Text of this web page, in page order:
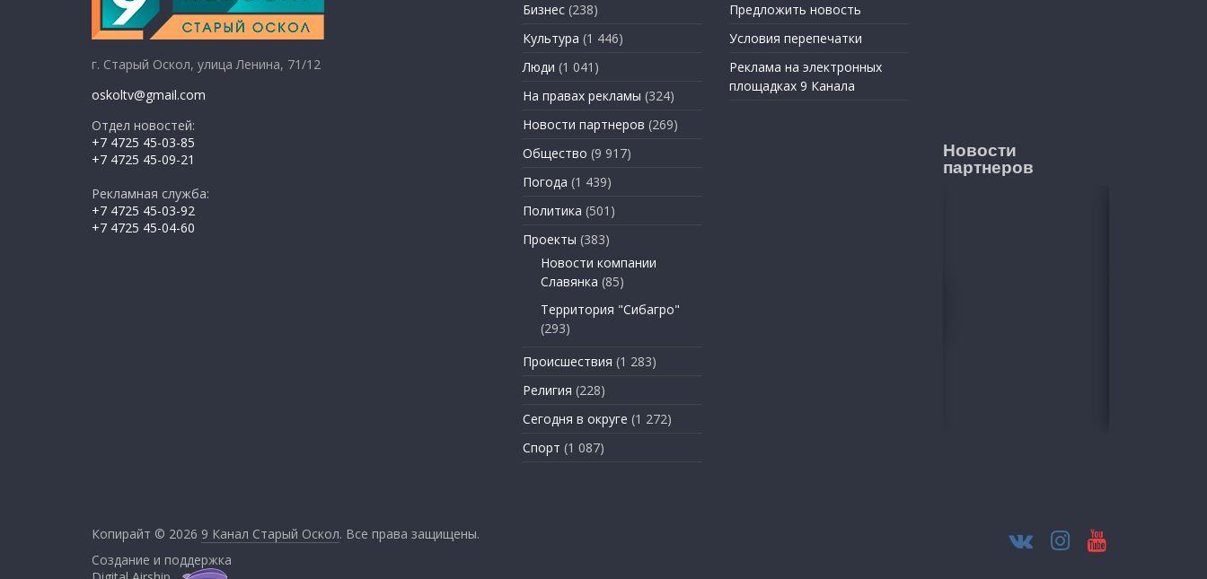
г. Старый Оскол, улица Ленина, 71/12
oskoltv@gmail.com
Отдел новостей:
+7 4725 45-03-85
+7 4725 45-09-21
Рекламная служба:
+7 4725 45-03-92
+7 4725 45-04-60
Бизнес (238)
Культура (1 446)
Люди (1 041)
На правах рекламы (324)
Новости партнеров (269)
Общество (9 917)
Погода (1 439)
Политика (501)
Проекты (383)
Новости компании
Славянка (85)
Территория "Сибагро"
(293)
Происшествия (1 283)
Религия (228)
Сегодня в округе (1 272)
Спорт (1 087)
Предложить новость
Условия перепечатки
Реклама на электронных
площадках 9 Канала
Новости
партнеров
Копирайт © 2026 9 Канал Старый Оскол. Все права защищены.
Создание и поддержка